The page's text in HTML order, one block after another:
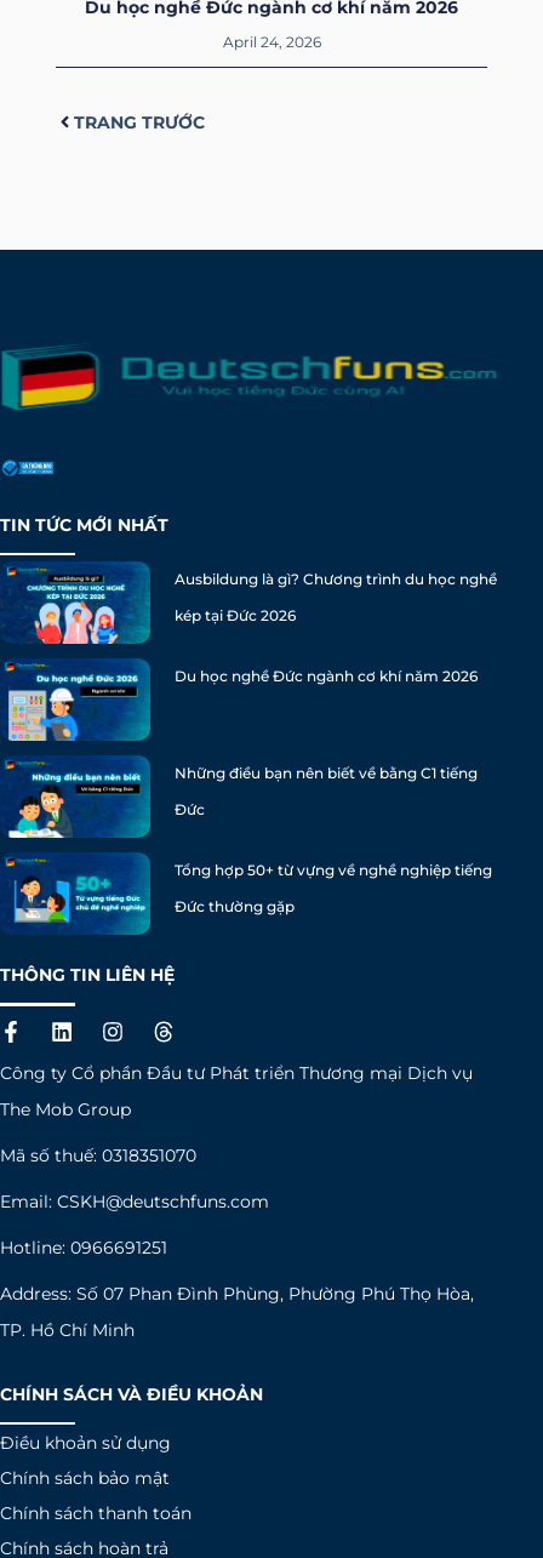
Du học nghề Đức ngành cơ khí năm 2026
April 24, 2026
TRANG TRƯỚC
TIN TỨC MỚI NHẤT
Ausbildung là gì? Chương trình du học nghề
kép tại Đức 2026
Du học nghề Đức ngành cơ khí năm 2026
Những điều bạn nên biết về bằng C1 tiếng
Đức
Tổng hợp 50+ từ vựng về nghề nghiệp tiếng
Đức thường gặp
THÔNG TIN LIÊN HỆ
F
a
c
e
b
o
-
L
i
n
k
e
i
I
n
s
t
a
r
m
T
h
r
e
s
Công ty Cổ phần Đầu tư Phát triển Thương mại Dịch vụ
The Mob Group
Mã số thuế: 0318351070
Email: CSKH@deutschfuns.com
Hotline: 0966691251
Address: Số 07 Phan Đình Phùng, Phường Phú Thọ Hòa,
TP. Hồ Chí Minh
CHÍNH SÁCH VÀ ĐIỀU KHOẢN
Điều khoản sử dụng
Chính sách bảo mật
Chính sách thanh toán
Chính sách hoàn trả